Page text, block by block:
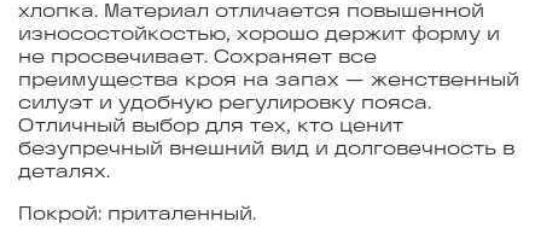
хлопка. Материал отличается повышенной
износостойкостью, хорошо держит форму и
не просвечивает. Сохраняет все
преимущества кроя на запах — женственный
силуэт и удобную регулировку пояса.
Отличный выбор для тех, кто ценит
безупречный внешний вид и долговечность в
деталях.
Покрой: приталенный.